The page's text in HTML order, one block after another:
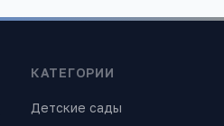
КАТЕГОРИИ
Детские сады